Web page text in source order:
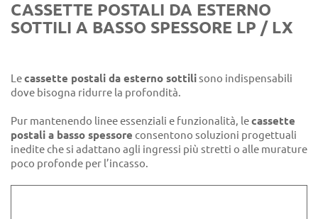
CASSETTE POSTALI DA ESTERNO
SOTTILI A BASSO SPESSORE LP / LX
Lecassette postali da esterno sottilisono indispensabili
dove bisogna ridurre la profondità.
Pur mantenendo linee essenziali e funzionalità, lecassette
postali a basso spessore consentono soluzioni progettuali
inedite che si adattano agli ingressi più stretti o alle murature
poco profonde per l’incasso.